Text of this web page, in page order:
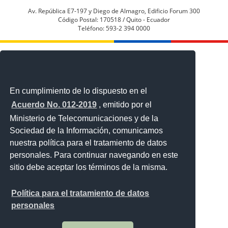
En cumplimiento de lo dispuesto en el
Acuerdo No. 012-2019 , emitido por el
Ministerio de Telecomunicaciones y de la
Sociedad de la Información, comunicamos
nuestra política para el tratamiento de datos
personales. Para continuar navegando en este
sitio debe aceptar los términos de la misma.
Política para el tratamiento de datos
personales
Av. República E7-197 y Diego de Almagro, Edificio Forum 300
Código Postal: 170518 / Quito - Ecuador
Teléfono: 593-2 394 0000